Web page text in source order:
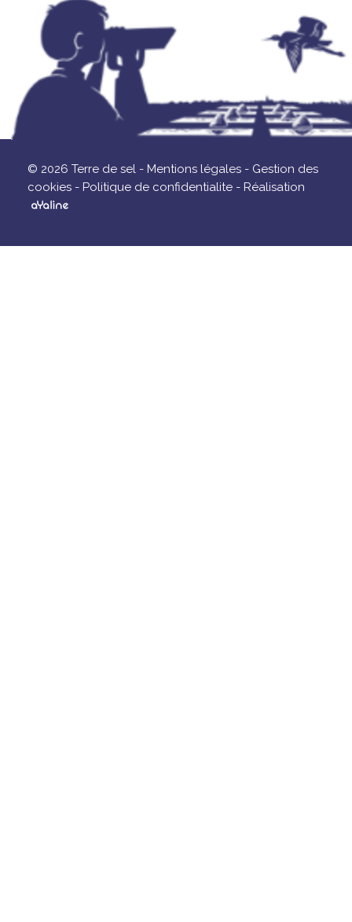
© 2026 Terre de sel - Mentions légales - Gestion des
cookies - Politique de confidentialite - Réalisation